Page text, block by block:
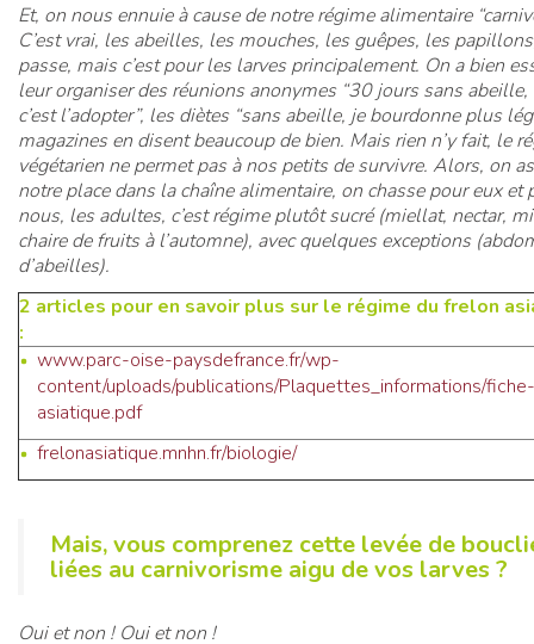
Et, on nous ennuie à cause de notre régime alimentaire
C’est vrai, les abeilles, les mouches, les guêpes, les
passe, mais c’est pour les larves principalement. On a bien
leur organiser des réunions anonymes “30 jours sans abeille,
c’est l’adopter”, les diètes “sans abeille, je bourdonne plus
magazines en disent beaucoup de bien. Mais rien n’y fait, le
végétarien ne permet pas à nos petits de survivre. Alors, on
notre place dans la chaîne alimentaire, on chasse pour eux et
nous, les adultes, c’est régime plutôt sucré (miellat, nectar,
chaire de fruits à l’automne), avec quelques exceptions
d’abeilles).
2 articles pour en savoir plus sur le régime du frelon
:
www.parc-oise-paysdefrance.fr/wp-
content/uploads/publications/Plaquettes_informations/
asiatique.pdf
frelonasiatique.mnhn.fr/biologie/
Mais, vous comprenez cette levée de
liées au carnivorisme aigu de vos larves ?
Oui et non ! Oui et non !